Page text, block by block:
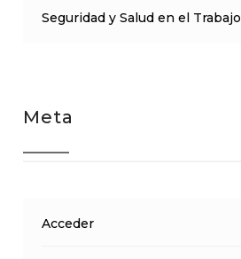
Seguridad y Salud en el Trabajo
Meta
Acceder